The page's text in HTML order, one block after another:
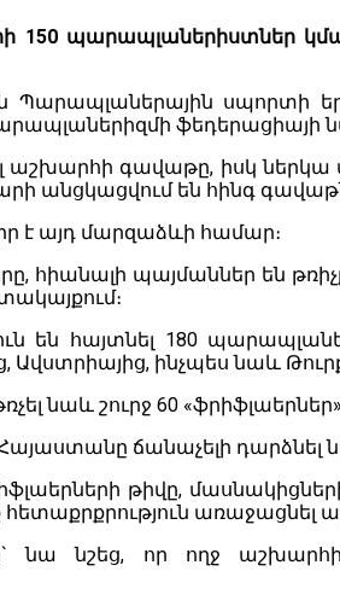
150 պարապլաներիստներ
Պարապլաներային սպորտի
աշխարհի գավաթը, իսկ
անցկացվում են հինգ
է այդ մարզաձևի համար։
հիանալի պայմաններ են
են հայտնել 180
ինչպես նաև
նաև շուրջ 60
ճանաչելի
թիվը,
առաջացնել
նա նշեց, որ ողջ